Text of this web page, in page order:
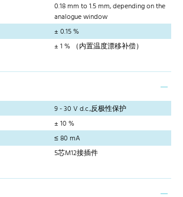
0.18 mm to 1.5 mm, depending on the
analogue window
± 0.15 %
± 1 % （内置温度漂移补偿）
9 - 30 V d.c.,反极性保护
± 10 %
≤ 80 mA
5芯M12接插件